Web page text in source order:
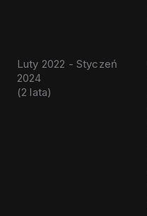
Luty 2022 - Styczeń
2024
(2 lata)